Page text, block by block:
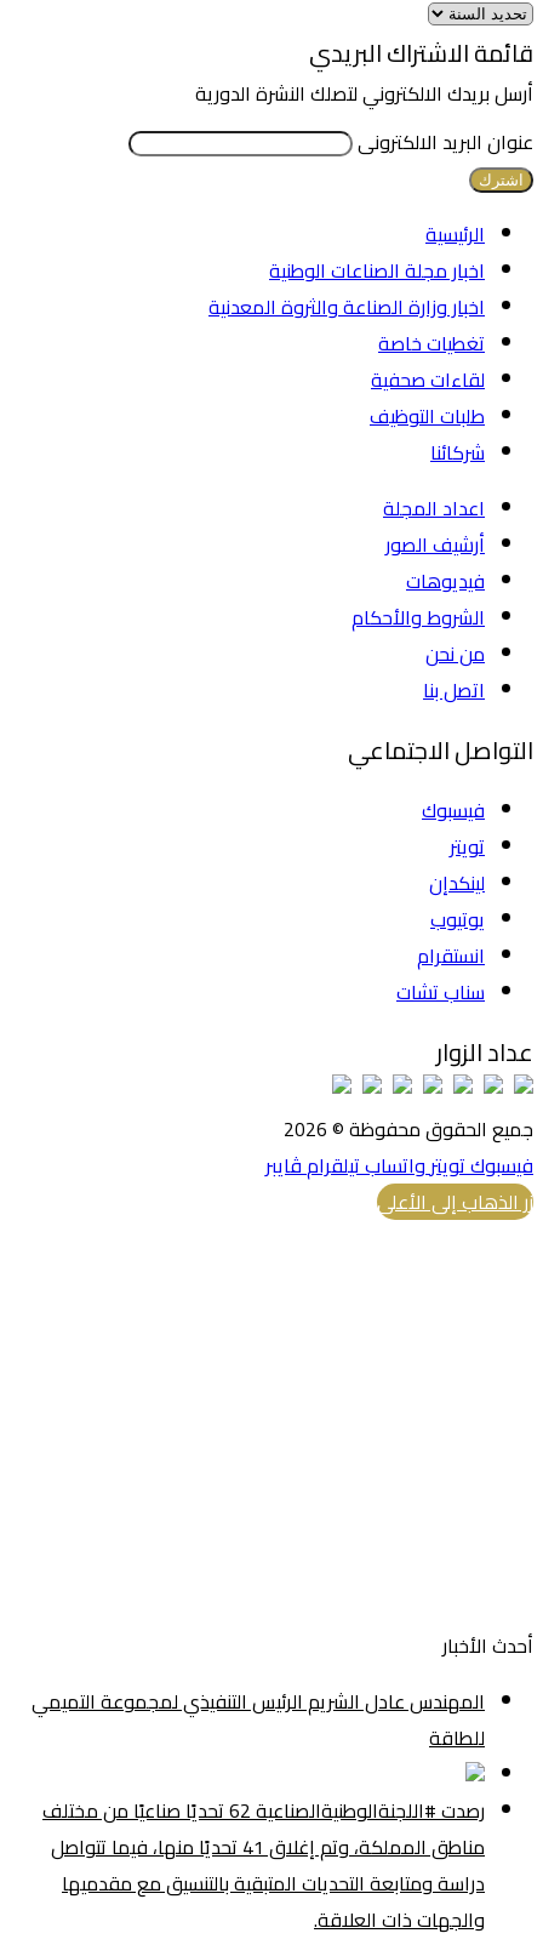
قائمة الاشتراك البريدي
أرسل بريدك الالكتروني لتصلك النشرة الدورية
عنوان البريد الالكترونى
الرئيسية
اخبار مجلة الصناعات الوطنية
اخبار وزارة الصناعة والثروة المعدنية
تغطيات خاصة
لقاءات صحفية
طلبات التوظيف
شركائنا
اعداد المجلة
أرشيف الصور
فيديوهات
الشروط والأحكام
من نحن
اتصل بنا
التواصل الاجتماعي
فيسبوك
تويتر
لينكدإن
يوتيوب
انستقرام
سناب تشات
عداد الزوار
جميع الحقوق محفوظة © 2026
فيسبوكتويتر واتسابتيلقرامڤايبر
زر الذهاب إلى الأعلى
أحدث الأخبار
المهندس عادل الشريم الرئيس التنفيذي لمجموعة التميمي
للطاقة
رصدت #اللجنةالوطنيةالصناعية 62 تحديًا صناعيًا من مختلف
مناطق المملكة، وتم إغلاق 41 تحديًا منها، فيما تتواصل
دراسة ومتابعة التحديات المتبقية بالتنسيق مع مقدميها
والجهات ذات العلاقة.